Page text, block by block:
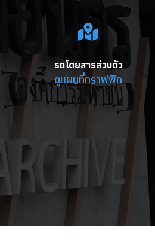
รถโดยสารส่วนตัว
ดูแผนที่กราฟฟิก